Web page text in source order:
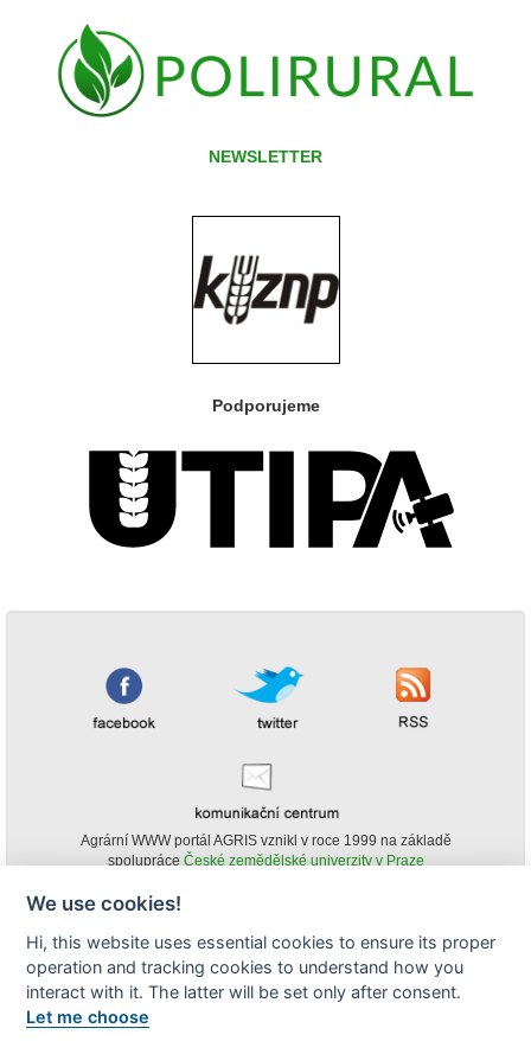
NEWSLETTER
Podporujeme
Agrární WWW portál AGRIS vznikl v roce 1999 na základě
spolupráce České zemědělské univerzity v Praze
obsahu agrárního WWW portálu AGRIS je možné
(pokud není uvedeno jinak) pouze za podmínky uvedení zdroje v podobě
www.agris.cz a data publikace v AGRISu.
We use cookies!
Hi, this website uses essential cookies to ensure its proper
operation and tracking cookies to understand how you
interact with it. The latter will be set only after consent.
Let me choose